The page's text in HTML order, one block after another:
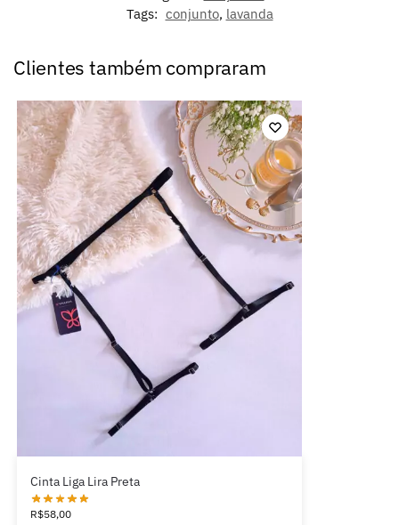
Tags: conjunto, lavanda
Clientes também compraram
Cinta Liga Lira Preta
R$58,00